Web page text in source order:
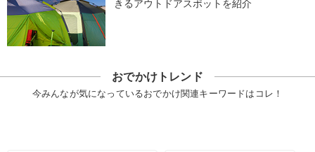
きるアウトドアスポットを紹介
おでかけトレンド
今みんなが気になっているおでかけ関連キーワードはコレ！